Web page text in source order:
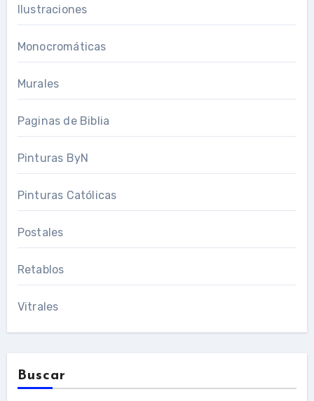
Ilustraciones
Monocromáticas
Murales
Paginas de Biblia
Pinturas ByN
Pinturas Católicas
Postales
Retablos
Vitrales
Buscar